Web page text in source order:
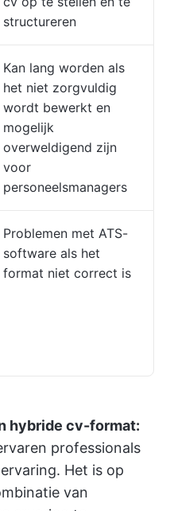
structureren
Kan lang worden als
het niet zorgvuldig
wordt bewerkt en
mogelijk
overweldigend zijn
voor
personeelsmanagers
Problemen met ATS-
software als het
format niet correct is
hybride cv-format:
professionals
Het is op
van